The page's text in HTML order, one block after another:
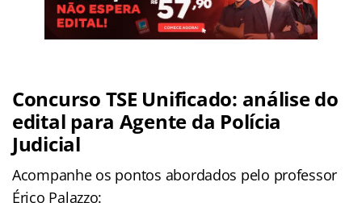
Concurso TSE Unificado: análise do
edital para Agente da Polícia
Judicial
Acompanhe os pontos abordados pelo professor
Érico Palazzo: